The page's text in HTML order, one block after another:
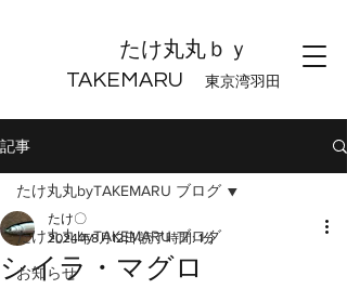
たけ丸丸ｂｙ
TAKEMARU
東京湾羽田
記事
たけ丸丸byTAKEMARU ブログ
お知らせ
たけ丸丸byTAKEMARU ブログ
シイラ・マグロ
たけ〇
2024年8月12日 読了時間: 1分